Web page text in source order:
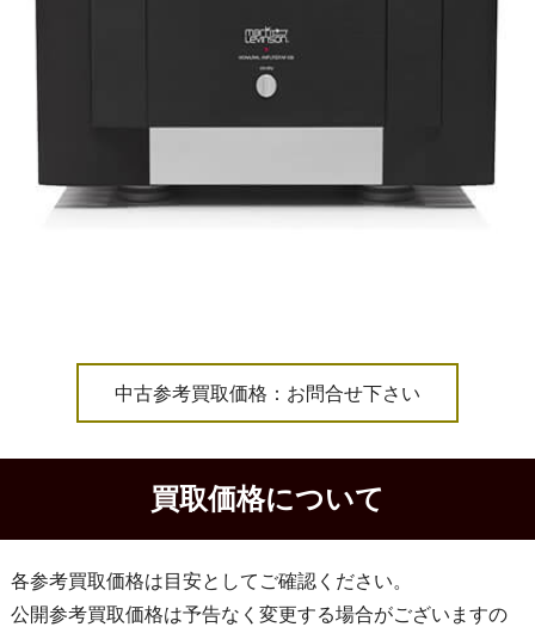
中古参考買取価格：お問合せ下さい
買取価格について
各参考買取価格は目安としてご確認ください。
公開参考買取価格は予告なく変更する場合がございますの